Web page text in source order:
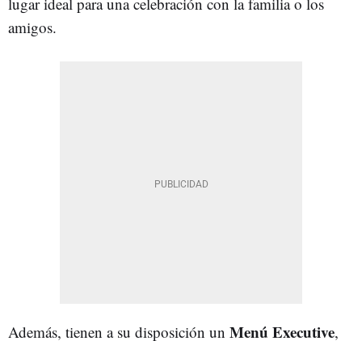
amigos.
Además, tienen a su disposición un Menú Executive,